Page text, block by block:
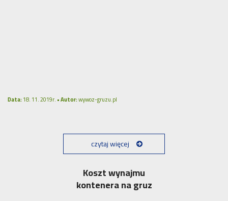
Data:18. 11. 2019r. •Autor:wywoz-gruzu.pl
czytaj więcej
Koszt wynajmu
kontenera na gruz